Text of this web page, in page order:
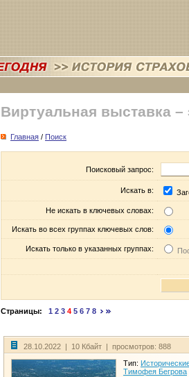
Виртуальная выставка –
Главная / Поиск
Поисковый запрос:
Искать в:
Не искать в ключевых словах:
Искать во всех группах ключевых слов:
Искать только в указанных группах:
Страницы: 1 2 3 4 5 6 7 8
28.10.2022 | 10 Кбайт | просмотров: 888
Тип:
Тимофея Бегрова